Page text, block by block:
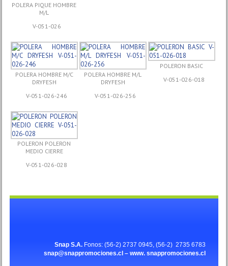
POLERA PIQUE HOMBRE
M/L
V-051-026
POLERA HOMBRE M/C
DRYFESH
V-051-026-246
POLERA HOMBRE M/L
DRYFESH
V-051-026-256
POLERON BASIC
V-051-026-018
POLERON POLERON
MEDIO CIERRE
V-051-026-028
Snap S.A. Fonos: (56-2) 2737 0945, (56-2) 2735 6783
snap@snappromociones.cl – www. snappromociones.cl